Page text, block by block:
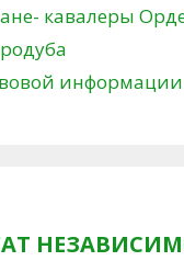
кавалеры
информации